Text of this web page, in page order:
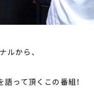
ルから、
語って頂くこの番組！